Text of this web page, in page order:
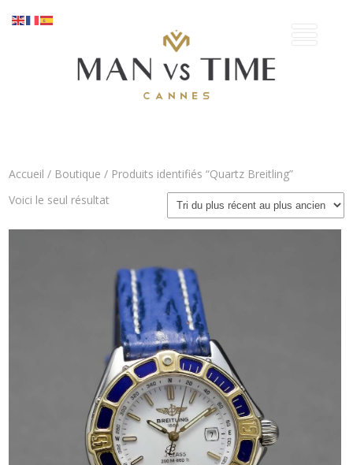
Accueil / Boutique / Produits identifiés “Quartz Breitling”
Voici le seul résultat